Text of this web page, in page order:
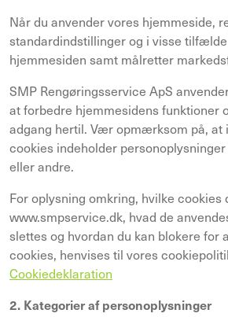
Når du anvender vores hjemmeside,
standardindstillinger og i visse
hjemmesiden samt målretter
SMP Rengøringsservice ApS
at forbedre hjemmesidens funktioner
adgang hertil. Vær opmærksom på, at
cookies indeholder
eller andre.
For oplysning omkring, hvilke cookies
www.smpservice.dk, hvad de
slettes og hvordan du kan blokere for
cookies, henvises til vores
Cookiedeklaration
2. Kategorier af personoplysninger